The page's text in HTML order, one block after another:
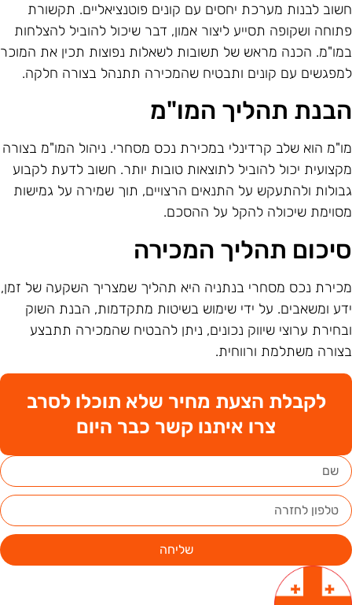
לבנות מערכת יחסים עם קונים פוטנציאליים. תקשורת
ושקופה תסייע ליצור אמון, דבר שיכול להוביל להצלחות
הכנה מראש של תשובות לשאלות נפוצות תכין את המוכר
עם קונים ותבטיח שהמכירה תתנהל בצורה חלקה.
תהליך המו"מ
הוא שלב קרדינלי במכירת נכס מסחרי. ניהול המו"מ בצורה
יכול להוביל לתוצאות טובות יותר. חשוב לדעת לקבוע
ולהתעקש על התנאים הרצויים, תוך שמירה על גמישות
שיכולה להקל על ההסכם.
תהליך המכירה
נכס מסחרי בנתניה היא תהליך שמצריך השקעה של זמן,
ומשאבים. על ידי שימוש בשיטות מתקדמות, הבנת השוק
ערוצי שיווק נכונים, ניתן להבטיח שהמכירה תתבצע
משתלמת ורווחית.
לקבלת הצעת מחיר שלא תוכלו לסרב
צרו איתנו קשר כבר היום
שליחה